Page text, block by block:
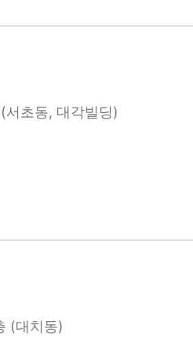
서초동, 대각빌딩)
(대치동)